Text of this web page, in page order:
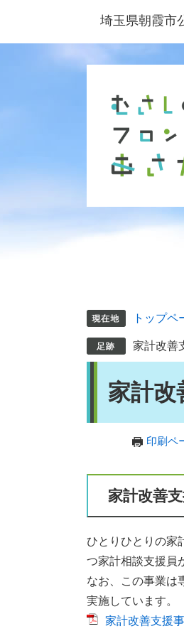
ジ
ュ
埼玉県朝霞市
トップペ
家計改善
家計改
印刷ペ
家計改善
ひとりひとりの家
つ家計相談支援員
なお、この事業は
実施しています。
家計改善支援